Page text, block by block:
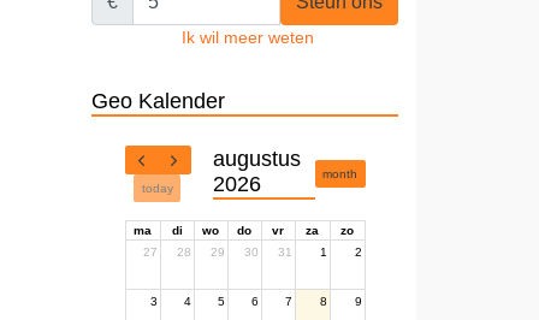
Ik wil meer weten
Geo Kalender
today
augustus
2026
month
ma di wo do vr za
zo
27
28 29 30 31 1 2
3 4 5 6 7 8 9